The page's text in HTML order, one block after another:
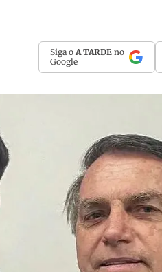
Siga o A TARDE no
Google